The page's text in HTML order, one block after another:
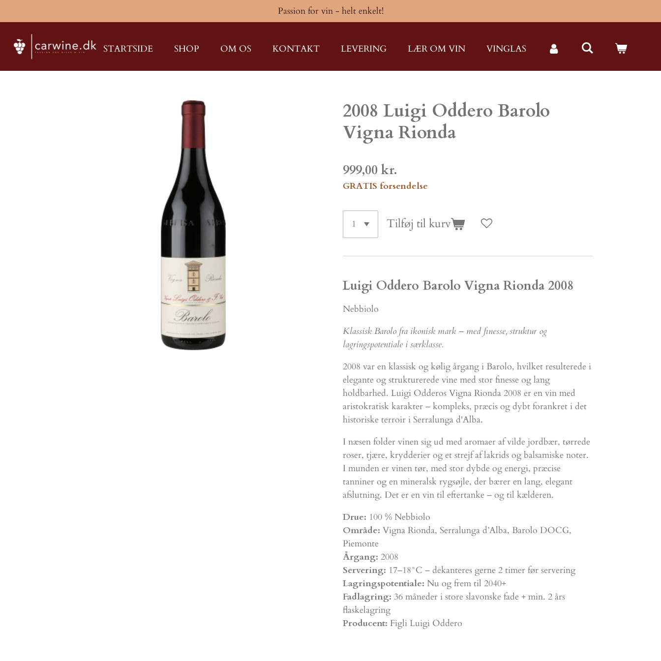
til
hovedindhold
Passion for vin - helt enkelt!
STARTSIDE SHOP OM OS KONTAKT LEVERING LÆR OM VIN VINGLAS
2008 Luigi Oddero Barolo
Vigna Rionda
999,00 kr.
GRATIS forsendelse
Tilføj til kurv
Luigi Oddero Barolo Vigna Rionda 2008
Nebbiolo
Klassisk Barolo fra ikonisk mark – med finesse, struktur og
lagringspotentiale i særklasse.
2008 var en klassisk og kølig årgang i Barolo, hvilket resulterede i
elegante og strukturerede vine med stor finesse og lang
holdbarhed. Luigi Odderos Vigna Rionda 2008 er en vin med
aristokratisk karakter – kompleks, præcis og dybt forankret i det
historiske terroir i Serralunga d'Alba.
I næsen folder vinen sig ud med aromaer af vilde jordbær, tørrede
roser, tjære, krydderier og et strejf af lakrids og balsamiske noter.
I munden er vinen tør, med stor dybde og energi, præcise
tanniner og en mineralsk rygsøjle, der bærer en lang, elegant
afslutning. Det er en vin til eftertanke – og til kælderen.
Drue: 100 % Nebbiolo
Område: Vigna Rionda, Serralunga d’Alba, Barolo DOCG,
Piemonte
Årgang: 2008
Servering: 17–18°C – dekanteres gerne 2 timer før servering
Lagringspotentiale: Nu og frem til 2040+
Fadlagring: 36 måneder i store slavonske fade + min. 2 års
flaskelagring
Producent: Figli Luigi Oddero